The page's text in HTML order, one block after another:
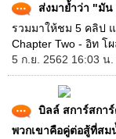
ส่งมาย้ำว่า "มั
รวมมาให้ชม 5 คลิป
Chapter Two - อิท โผ
5 ก.ย. 2562 16:03 น
บิลล์ สการ์สการ์
พวกเขาคือคู่ต่อสู้ที่สม